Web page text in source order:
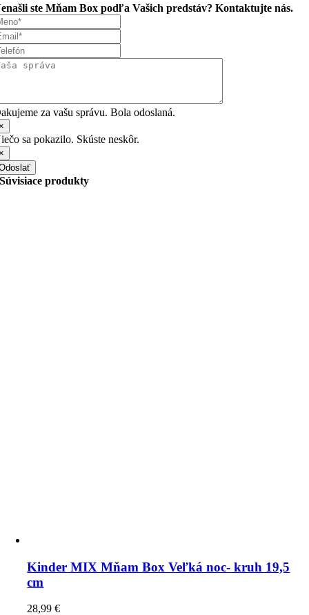
ste Mňam Box podľa Vašich predstáv? Kontaktujte nás.
za vašu správu. Bola odoslaná.
sa pokazilo. Skúste neskôr.
Súvisiace produkty
Kinder MIX Mňam Box Veľká noc- kruh 19,5
cm
28,99€